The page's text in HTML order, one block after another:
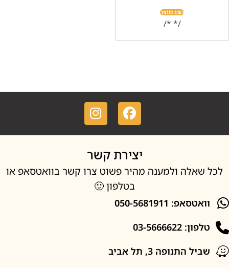
יצירת קשר
ולמענה מהיר פשוט צרו קשר בוואטסאפ או
בטלפון 🙂
050-5681911
03-5666622
התנופה 3, תל אביב